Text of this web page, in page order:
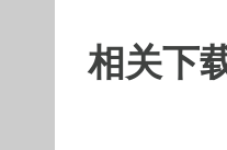
相关下